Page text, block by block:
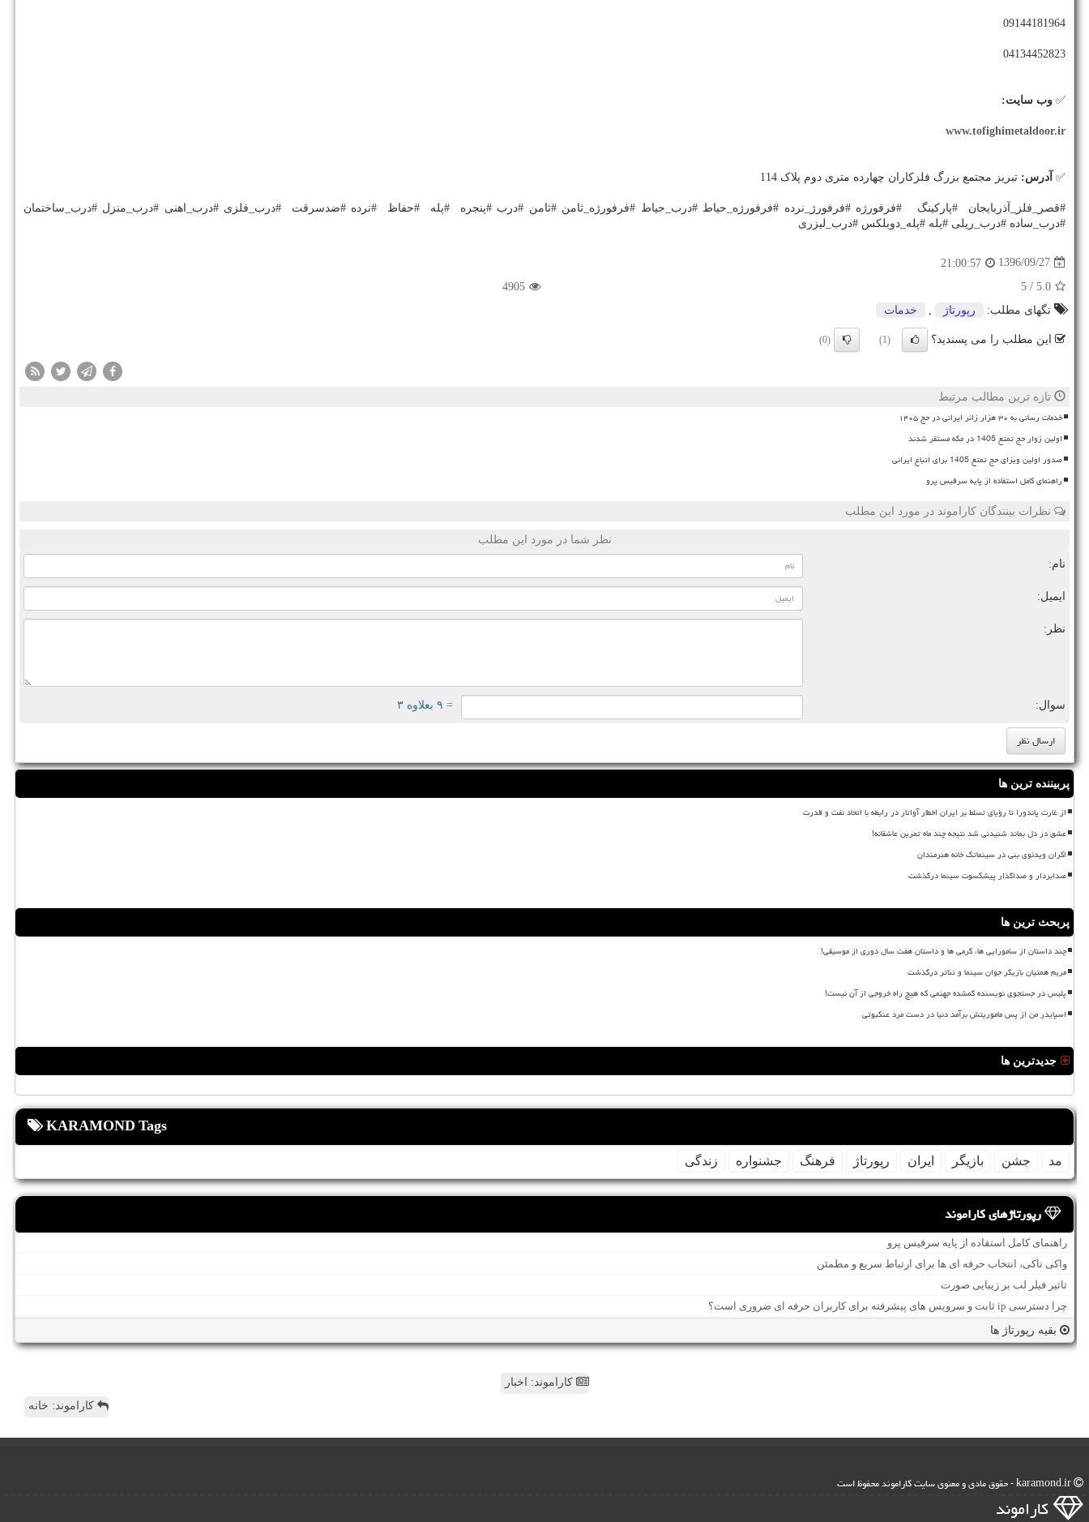
09144181964
04134452823
✅ وب سایت:
www.tofighimetaldoor.ir
✅ آدرس: تبریز مجتمع بزرگ فلزکاران چهارده متری دوم پلاک 114
#قصر_فلز_آذربایجان #پارکینگ #فرفورژه #فرفورژ_نرده #فرفورژه_حیاط #درب_حیاط #فرفورژه_ثامن #ثامن #درب #پنجره #پله #حفاظ #نرده #ضدسرقت #درب_فلزی #درب_اهنی #درب_منزل #درب_ساختمان
#درب_ساده #درب_ریلی #پله #پله_دوبلکس #درب_لیزری
1396/09/27
21:00:57
5.0
/ 5
4905
تگهای مطلب:
رپورتاژ خدمات
این مطلب را می پسندید؟ (1)
(0)
تازه ترین مطالب مرتبط
خدمات رسانی به ۳۰ هزار زائر ایرانی در حج ۱۴۰۵
اولین زوار حج تمتع 1405 در مکه مستقر شدند
صدور اولین ویزای حج تمتع 1405 برای اتباع ایرانی
راهنمای کامل استفاده از پایه سرفیس پرو
نظرات بینندگان کاراموند در مورد این مطلب
نظر شما در مورد این مطلب
نام:
ایمیل:
نظر:
سوال: = ۹ بعلاوه ۳
پربیننده ترین ها
از غارت پاندورا تا رؤیای تسلط بر ایران اخطار آواتار در رابطه با اتحاد نفت و قدرت
عشق در دل بماند شنیدنی شد نتیجه چند ماه تمرین عاشقانه!
اکران ویدئوی بنی در سینماتک خانه هنرمندان
صدابردار و صداگذار پیشکسوت سینما درگذشت
پربحث ترین ها
چند داستان از سامورایی ها، گرمی ها و داستان هفت سال دوری از موسیقی!
مریم همتیان بازیگر جوان سینما و تئاتر درگذشت
پلیس در جستجوی نویسنده گمشده جهنمی که هیچ راه خروجی از آن نیست!
اسپایدر من از پس ماموریتش برآمد دنیا در دست مرد عنکبوتی
جدیدترین ها
KARAMOND Tags
مد جشن بازیگر ایران رپورتاژ فرهنگ جشنواره زندگی
رپورتاژهای کاراموند
راهنمای کامل استفاده از پایه سرفیس پرو
واکی تاکی، انتخاب حرفه ای ها برای ارتباط سریع و مطمئن
تاثیر فیلر لب بر زیبایی صورت
چرا دسترسی ip ثابت و سرویس های پیشرفته برای کاربران حرفه ای ضروری است؟
بقیه رپورتاژ ها
کاراموند: اخبار
کاراموند: خانه
كاراموند